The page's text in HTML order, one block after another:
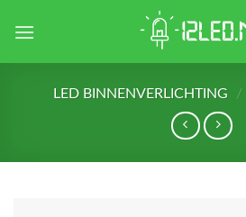
LED BINNENVERLICHTING /